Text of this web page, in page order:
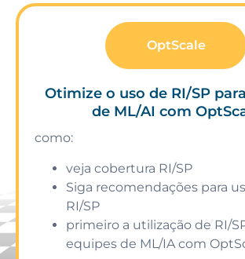
OptScale
Otimize o uso de RI/SP
de ML/AI com
como:
veja cobertura RI/SP
Siga recomendações para
RI/SP
primeiro a utilização de RI/
equipes de ML/IA com